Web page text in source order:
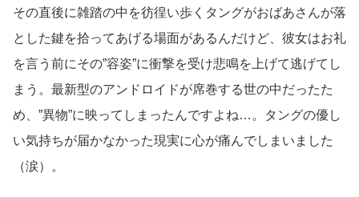
その直後に雑踏の中を彷徨い歩くタングがおばあさんが落
とした鍵を拾ってあげる場面があるんだけど、彼女はお礼
を言う前にその”容姿”に衝撃を受け悲鳴を上げて逃げてし
まう。最新型のアンドロイドが席巻する世の中だったた
め、”異物”に映ってしまったんですよね…。タングの優し
い気持ちが届かなかった現実に心が痛んでしまいました
（涙）。